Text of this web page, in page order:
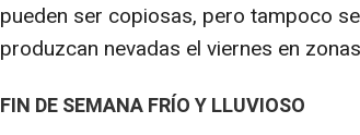
pueden ser copiosas, pero tampoco
produzcan nevadas el viernes en
FIN DE SEMANA FRÍO Y LLUVIOSO